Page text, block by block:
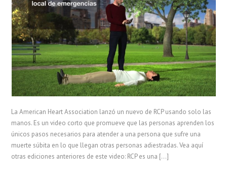
La American Heart Association lanzó un nuevo de RCP usando solo las
manos. Es un video corto que promueve que las personas aprenden los
únicos pasos necesarios para atender a una persona que sufre una
muerte súbita en lo que llegan otras personas adiestradas. Vea aquí
otras ediciones anteriores de este video: RCP es una […]